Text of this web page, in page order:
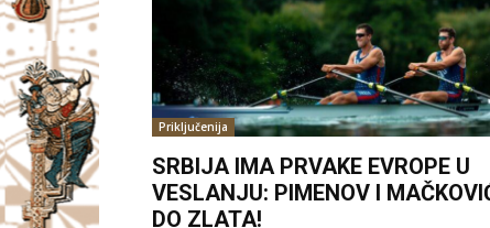
Priključenija
SRBIJA IMA PRVAKE EVROPE U
VESLANJU: PIMENOV I
DO ZLATA!